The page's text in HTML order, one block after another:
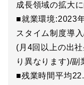
成長領域の拡大
■就業環境:2023
スタイム制度導
(月4回以上の出
り異なります)/副
■残業時間平均